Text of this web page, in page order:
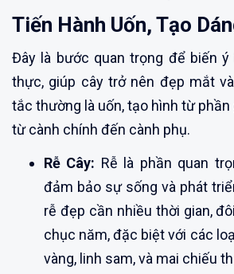
Tiến Hành Uốn, Tạo
Đây là bước quan trọng để biến ý
thực, giúp cây trở nên đẹp mắt
tắc thường là uốn, tạo hình từ
từ cành chính đến cành phụ.
Rễ Cây: Rễ là phần quan
đảm bảo sự sống và phát
rễ đẹp cần nhiều thời gian,
chục năm, đặc biệt với các
vàng, linh sam, và mai chiếu